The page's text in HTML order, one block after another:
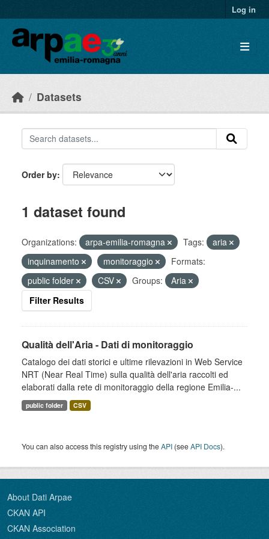
Log in
Datasets
Order by
1 dataset found
Organizations: arpa-emilia-romagna Tags:
aria
inquinamento
monitoraggio
Formats:
public folder
CSV Groups:
Aria
Filter Results
Qualità dell'Aria - Dati di monitoraggio
Catalogo dei dati storici e ultime rilevazioni in Web Service
NRT (Near Real Time) sulla qualità dell'aria raccolti ed
elaborati dalla rete di monitoraggio della regione Emilia-...
public folder CSV
You can also access this registry using theAPI (seeAPI Docs).
About Dati Arpae
CKAN API
CKAN Association